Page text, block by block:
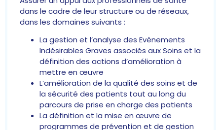
dans le cadre de leur structure ou de réseaux,
dans les domaines suivants :
La gestion et l’analyse des Evènements
Indésirables Graves associés aux Soins et la
définition des actions d’amélioration à
mettre en œuvre
L’amélioration de la qualité des soins et de
la sécurité des patients tout au long du
parcours de prise en charge des patients
La définition et la mise en œuvre de
programmes de prévention et de gestion